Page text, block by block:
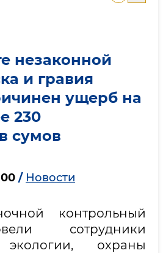
незаконной
и гравия
ущерб на
230
сумов
/ Новости
контрольный
сотрудники
охраны